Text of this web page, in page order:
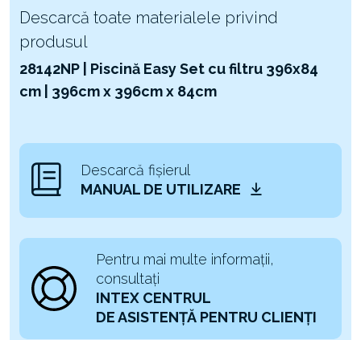
Descarcă toate materialele privind
produsul
28142NP | Piscină Easy Set cu filtru 396x84
cm | 396cm x 396cm x 84cm
Descarcă fișierul
MANUAL DE UTILIZARE
Pentru mai multe informații,
consultați
INTEX CENTRUL
DE ASISTENȚĂ PENTRU CLIENȚI